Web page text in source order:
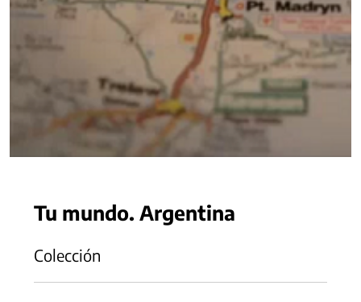
Tu mundo. Argentina
Colección